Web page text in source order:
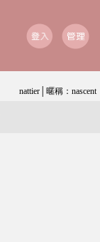
nattier│暱稱：nascent